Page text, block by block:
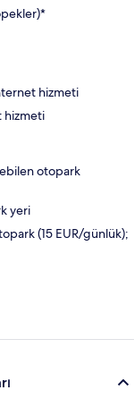
hizmeti
hizmeti
otopark
yeri
(15 EUR/günlük);